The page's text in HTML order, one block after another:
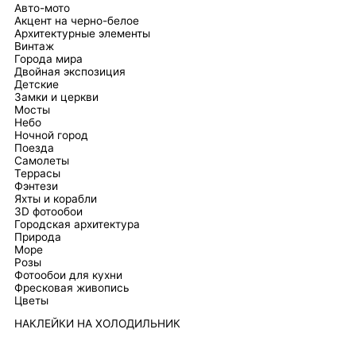
Авто-мото
Акцент на черно-белое
Архитектурные элементы
Винтаж
Города мира
Двойная экспозиция
Детские
Замки и церкви
Мосты
Небо
Ночной город
Поезда
Самолеты
Террасы
Фэнтези
Яхты и корабли
3D фотообои
Городская архитектура
Природа
Море
Розы
Фотообои для кухни
Фресковая живопись
Цветы
НАКЛЕЙКИ НА ХОЛОДИЛЬНИК